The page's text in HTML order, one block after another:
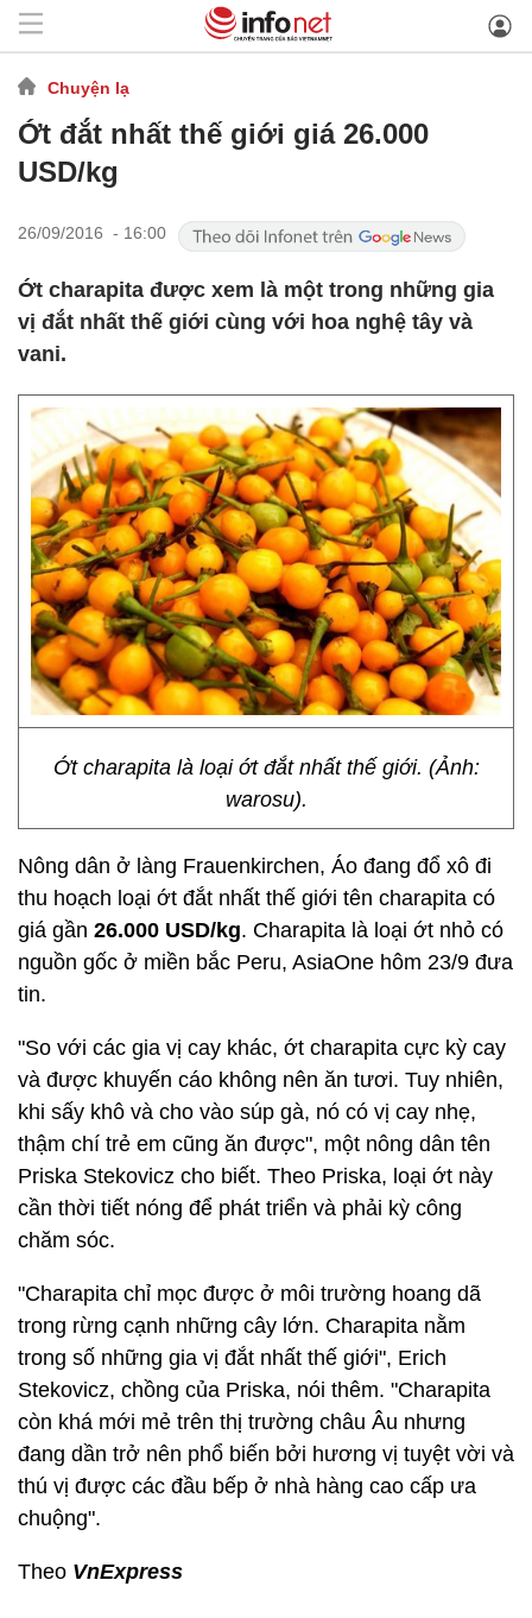
Chuyện lạ
Ớt đắt nhất thế giới giá 26.000
USD/kg
26/09/2016 - 16:00
Ớt charapita được xem là một trong những gia
vị đắt nhất thế giới cùng với hoa nghệ tây và
vani.
Ớt charapita là loại ớt đắt nhất thế giới. (Ảnh:
warosu).
Nông dân ở làng Frauenkirchen, Áo đang đổ xô đi
thu hoạch loại ớt đắt nhất thế giới tên charapita có
giá gần 26.000 USD/kg. Charapita là loại ớt nhỏ có
nguồn gốc ở miền bắc Peru, AsiaOne hôm 23/9 đưa
tin.
"So với các gia vị cay khác, ớt charapita cực kỳ cay
và được khuyến cáo không nên ăn tươi. Tuy nhiên,
khi sấy khô và cho vào súp gà, nó có vị cay nhẹ,
thậm chí trẻ em cũng ăn được", một nông dân tên
Priska Stekovicz cho biết. Theo Priska, loại ớt này
cần thời tiết nóng để phát triển và phải kỳ công
chăm sóc.
"Charapita chỉ mọc được ở môi trường hoang dã
trong rừng cạnh những cây lớn. Charapita nằm
trong số những gia vị đắt nhất thế giới", Erich
Stekovicz, chồng của Priska, nói thêm. "Charapita
còn khá mới mẻ trên thị trường châu Âu nhưng
đang dần trở nên phổ biến bởi hương vị tuyệt vời và
thú vị được các đầu bếp ở nhà hàng cao cấp ưa
chuộng".
Theo VnExpress